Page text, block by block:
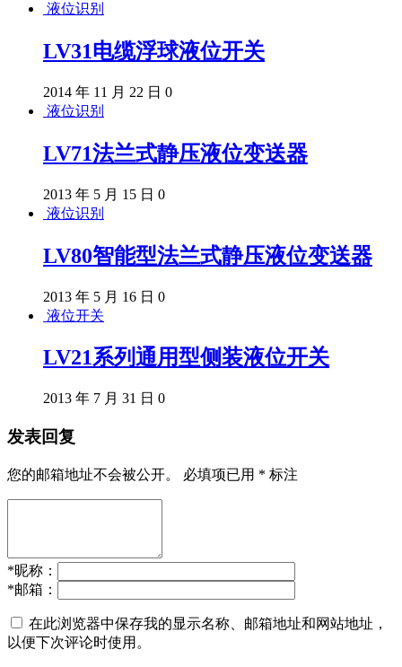
液位识别
LV31电缆浮球液位开关
2014 年 11 月 22 日 0
液位识别
LV71法兰式静压液位变送器
2013 年 5 月 15 日 0
液位识别
LV80智能型法兰式静压液位变送器
2013 年 5 月 16 日 0
液位开关
LV21系列通用型侧装液位开关
2013 年 7 月 31 日 0
发表回复
您的邮箱地址不会被公开。 必填项已用 * 标注
*昵称：
*邮箱：
在此浏览器中保存我的显示名称、邮箱地址和网站地址，
以便下次评论时使用。